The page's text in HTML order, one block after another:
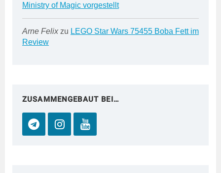
Ministry of Magic vorgestellt
Arne Felix zu LEGO Star Wars 75455 Boba Fett im
Review
ZUSAMMENGEBAUT BEI…